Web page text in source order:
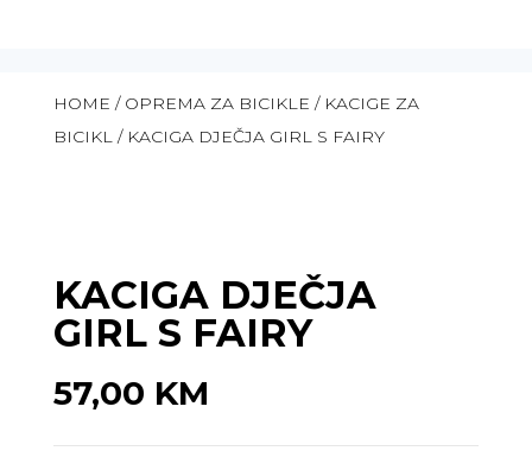
HOME / OPREMA ZA BICIKLE / KACIGE ZA
BICIKL/ KACIGA DJEČJA GIRL S FAIRY
KACIGA DJEČJA
GIRL S FAIRY
57,00 KM